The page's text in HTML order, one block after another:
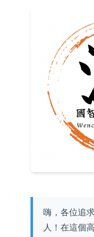
嗨，各位追
人！在這個